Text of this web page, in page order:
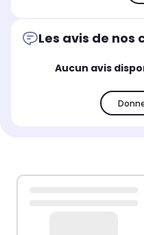
Les avis de nos
Aucun avis